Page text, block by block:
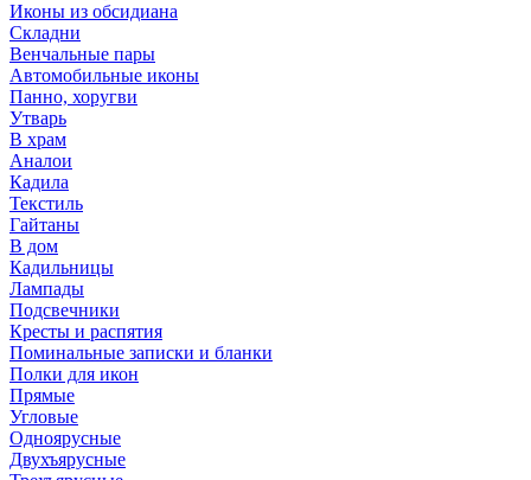
Иконы из обсидиана
Складни
Венчальные пары
Автомобильные иконы
Панно, хоругви
Утварь
В храм
Аналои
Кадила
Текстиль
Гайтаны
В дом
Кадильницы
Лампады
Подсвечники
Кресты и распятия
Поминальные записки и бланки
Полки для икон
Прямые
Угловые
Одноярусные
Двухъярусные